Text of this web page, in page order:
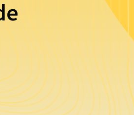
Shared Services Kennisbank